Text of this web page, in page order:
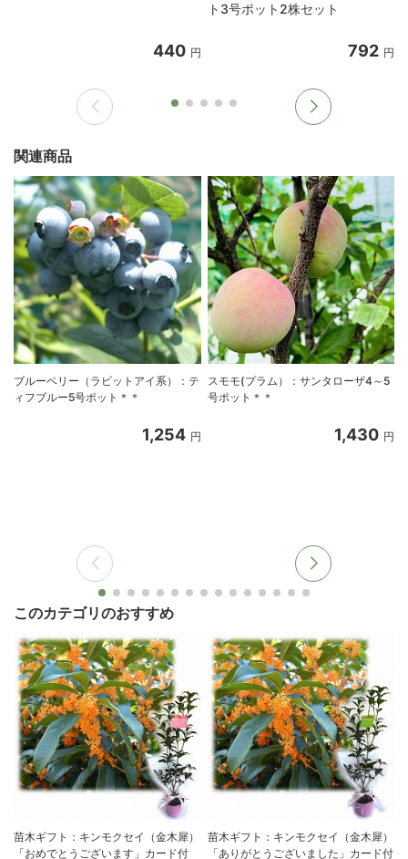
440 円
ト3号ポット2株セット
792 円
関連商品
ブルーベリー（ラビットアイ系）：テ
ィフブルー5号ポット＊＊
1,254 円
スモモ(プラム）：サンタローザ4～5
号ポット＊＊
1,430 円
このカテゴリのおすすめ
苗木ギフト：キンモクセイ（金木犀）
「おめでとうございます」カード付
苗木ギフト：キンモクセイ（金木犀）
「ありがとうございました」カード付